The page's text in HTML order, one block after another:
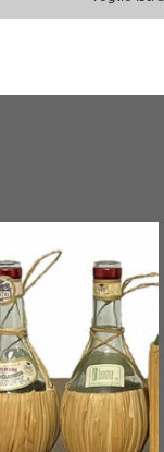
di 12 bottiglie
soffiate a